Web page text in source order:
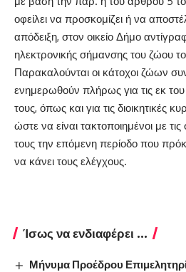
οφείλει να προσκομίζει ή να
απόδειξη, στον οικείο Δήμο
ηλεκτρονικής σήμανσης του ζώου
Παρακαλούνται οι κάτοχοι ζώων
ενημερωθούν πλήρως για τις εκ
τους, όπως και για τις διοικητικές
ώστε να είναι τακτοποιημένοι με
τους την επόμενη περίοδο που
να κάνει τους ελέγχους.
Ίσως να ενδιαφέρει ...
Μήνυμα Προέδρου